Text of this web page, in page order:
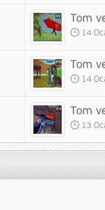
14
14
13